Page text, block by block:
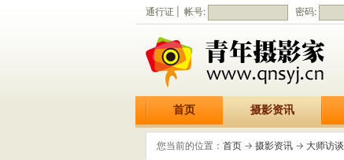
通行证 | 帐号: 密码:
首页 摄影资讯
您当前的位置： 首页 -> 摄影资讯 -> 大师访谈